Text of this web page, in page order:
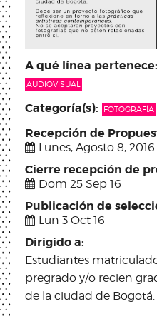
A qué línea pertenece:
AUDIOVISUAL
Categoría(s): FOTOGRAFÍA
Recepción de
Lunes, Agosto 8, 2016
Cierre recepción de
Dom 25 Sep 16
Publicación de
Lun 3 Oct 16
Dirigido a:
Estudiantes
pregrado y/o recien
de la ciudad de Bogotá.